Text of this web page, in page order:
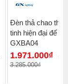
Đèn thả chao thủy
tinh hiện đại đế
GXBA04
1.971.000₫
-
3.285.000₫